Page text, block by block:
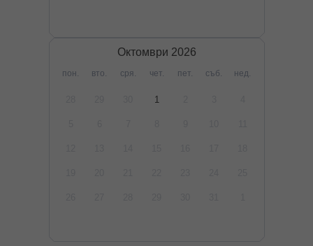
Октомври 2026
пон. вто. сря. чет. пет. съб. нед.
1